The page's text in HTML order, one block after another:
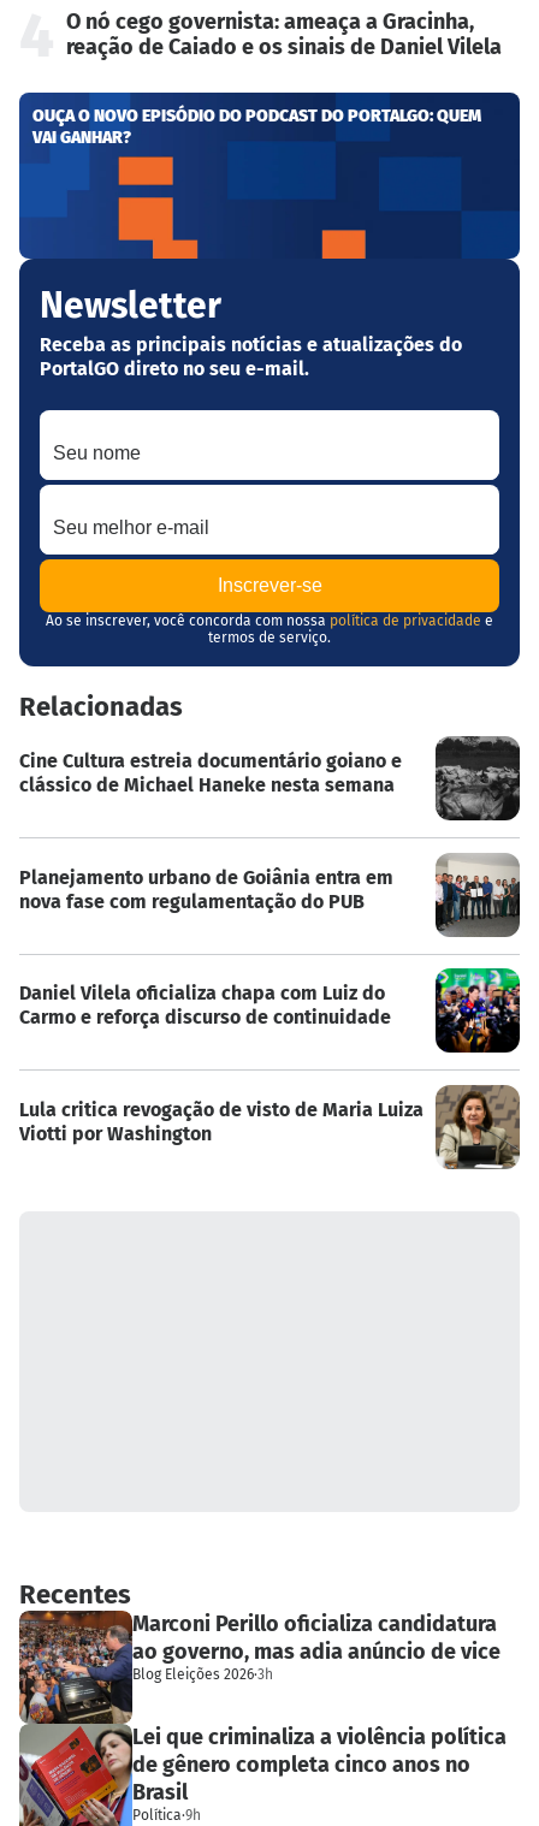
O nó cego governista: ameaça a Gracinha,
reação de Caiado e os sinais de Daniel Vilela
OUÇA O NOVO EPISÓDIO DO PODCAST DO PORTALGO: QUEM
VAI GANHAR?
Newsletter
Receba as principais notícias e atualizações do
PortalGO direto no seu e-mail.
Seu nome
Seu melhor e-mail
Ao se inscrever, você concorda com nossa política de privacidade e
termos de serviço.
Relacionadas
Cine Cultura estreia documentário goiano e
clássico de Michael Haneke nesta semana
Planejamento urbano de Goiânia entra em
nova fase com regulamentação do PUB
Daniel Vilela oficializa chapa com Luiz do
Carmo e reforça discurso de continuidade
Lula critica revogação de visto de Maria Luiza
Viotti por Washington
Recentes
Marconi Perillo oficializa candidatura
ao governo, mas adia anúncio de vice
Blog Eleições 2026·3h
Lei que criminaliza a violência política
de gênero completa cinco anos no
Brasil
Política·9h